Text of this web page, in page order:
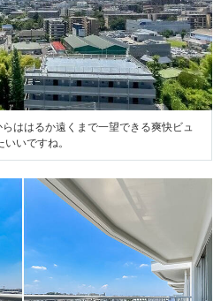
ははるか遠くまで一望できる爽快ビュ
いですね。